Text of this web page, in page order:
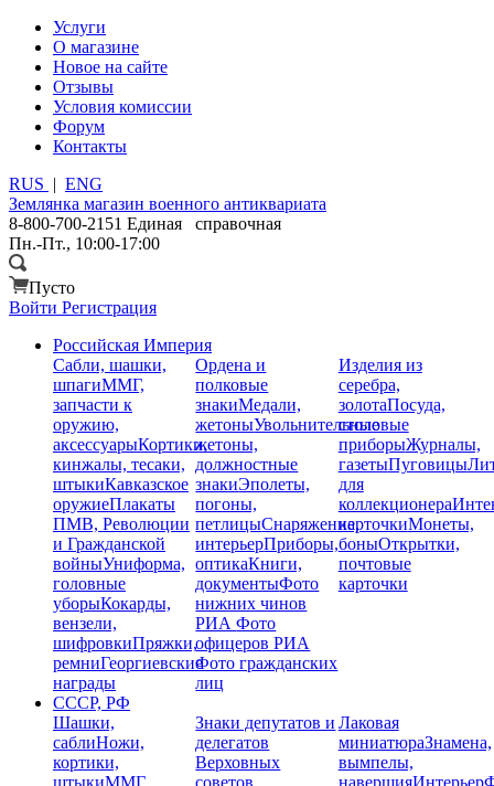
Услуги
О магазине
Новое на сайте
Отзывы
Условия комиссии
Форум
Контакты
RUS | ENG
Землянка магазин военного антиквариата
8-800-700-2151 Единая справочная
Пн.-Пт., 10:00-17:00
Пусто
Войти Регистрация
Российская Империя
Сабли, шашки,
шпагиММГ,
запчасти к
оружию,
аксессуарыКортики,
кинжалы, тесаки,
штыкиКавказское
оружиеПлакаты
ПМВ, Революции
и Гражданской
войныУниформа,
головные
уборыКокарды,
вензели,
шифровкиПряжки,
ремниГеоргиевские
награды
Ордена и
полковые
знакиМедали,
жетоныУвольнительные
жетоны,
должностные
знакиЭполеты,
погоны,
петлицыСнаряжение,
интерьерПриборы,
оптикаКниги,
документыФото
нижних чинов
РИАФото
офицеров РИА
Фото гражданских
лиц
Изделия из
серебра,
золотаПосуда,
столовые
приборыЖурналы,
газетыПуговицы
для
коллекционера
карточкиМонеты,
боныОткрытки,
почтовые
карточки
СССР, РФ
Шашки,
саблиНожи,
кортики,
штыкиММГ
Знаки депутатов и
делегатов
Верховных
советов
Лаковая
миниатюраЗнамена,
вымпелы,
навершияИнтерьер